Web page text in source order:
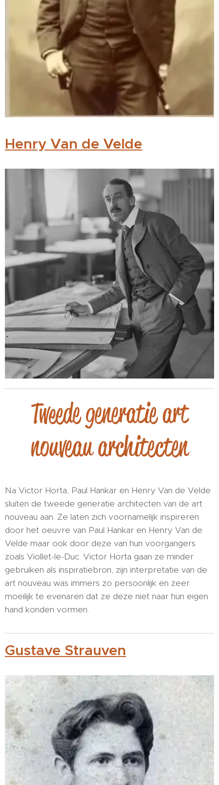
Henry Van de Velde
Tweede generatie art
nouveau architecten
Na Victor Horta, Paul Hankar en Henry Van de Velde
sluiten de tweede generatie architecten van de art
nouveau aan. Ze laten zich voornamelijk inspireren
door het oeuvre van Paul Hankar en Henry Van de
Velde maar ook door deze van hun voorgangers
zoals Viollet-le-Duc. Victor Horta gaan ze minder
gebruiken als inspiratiebron, zijn interpretatie van de
art nouveau was immers zo persoonlijk en zeer
moeilijk te evenaren dat ze deze niet naar hun eigen
hand konden vormen.
Gustave Strauven